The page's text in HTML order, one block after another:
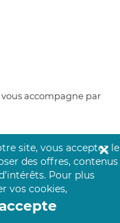
accompagne par
site, vous acceptez le
des offres, contenus
Pour plus
vos cookies,
✕